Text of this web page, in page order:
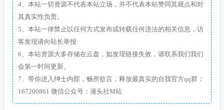
4、本站一切资源不代表本站立场，并不代表本站赞同其观点和对
其真实性负责。
5、本站一律禁止以任何方式发布或转载任何违法的相关信息，访
客发现请向站长举报
6、本站资源大多存储在云盘，如发现链接失效，请联系我们我们
会第一时间更新。
7、带你进入绅士内部，畅所欲言，释放最真实的自我官方qq群：
167200861 微信公众号：漫头社M站